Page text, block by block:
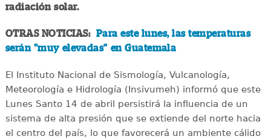
radiación solar.
OTRAS NOTICIAS: Para este lunes, las temperaturas
serán "muy elevadas" en Guatemala
El Instituto Nacional de Sismología, Vulcanología,
Meteorología e Hidrología (Insivumeh) informó que este
Lunes Santo 14 de abril persistirá la influencia de un
sistema de alta presión que se extiende del norte hacia
el centro del país, lo que favorecerá un ambiente cálido